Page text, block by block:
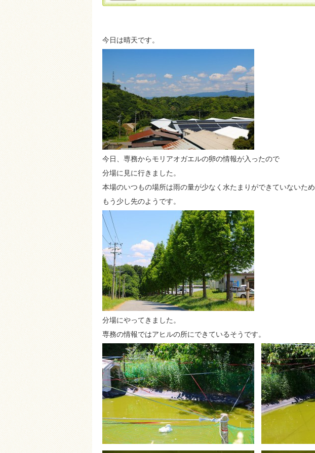
今日は晴天です。
今日、専務からモリアオガエルの卵の情報が入ったので
分場に見に行きました。
本場のいつもの場所は雨の量が少なく水たまりができていないため
もう少し先のようです。
分場にやってきました。
専務の情報ではアヒルの所にできているそうです。